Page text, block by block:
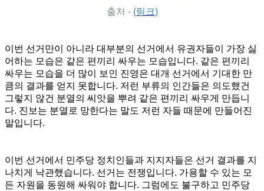
출처 - (링크)
이번 선거만이 아니라 대부분의 선거에서 유권자들이 가장 싫
어하는 모습은 같은 편끼리 싸우는 모습입니다. 같은 편끼리
싸우는 모습을 더 많이 보인 진영은 대개 선거에서 기대한 만
큼의 결과를 얻지 못합니다. 저런 부류의 인간들은 의도했건
그렇지 않건 분열의 씨앗을 뿌려 같은 편끼리 싸우게 만듭니
다. 진보는 분열로 망한다는 말도 저런 자들 때문에 만들어진
말입니다.
이번 선거에서 민주당 정치인들과 지지자들은 선거 결과를 지
나치게 낙관했습니다. 선거는 전쟁입니다. 가용할 수 있는 모
든 자원을 동원해 싸워야 합니다. 그럼에도 불구하고 민주당